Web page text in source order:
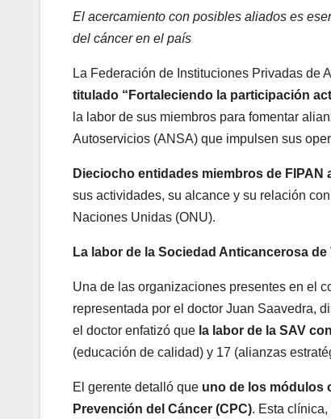
El acercamiento con posibles aliados es
del cáncer en el país
La Federación de Instituciones Privadas de
titulado “Fortaleciendo la participación
la labor de sus miembros para fomentar
Autoservicios (ANSA) que impulsen sus
Dieciocho entidades miembros de FIPAN
sus actividades, su alcance y su relación
Naciones Unidas (ONU).
La labor de la Sociedad Anticancerosa de
Una de las organizaciones presentes en el
representada por el doctor Juan Saavedra,
el doctor enfatizó que la labor de la SAV
(educación de calidad) y 17 (alianzas
El gerente detalló que uno de los módulos
Prevención del Cáncer (CPC). Esta